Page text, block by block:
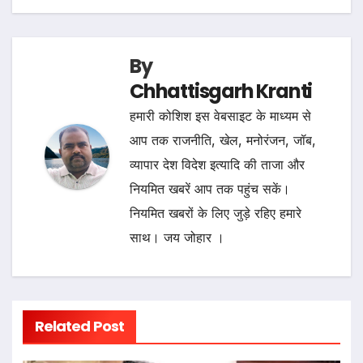
By
Chhattisgarh Kranti
हमारी कोशिश इस वेबसाइट के माध्यम से
आप तक राजनीति, खेल, मनोरंजन, जॉब,
व्यापार देश विदेश इत्यादि की ताजा और
नियमित खबरें आप तक पहुंच सकें।
नियमित खबरों के लिए जुड़े रहिए हमारे
साथ। जय जोहार ।
Related Post